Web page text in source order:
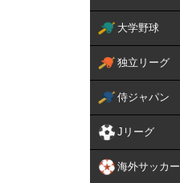
大学野球
独立リーグ
侍ジャパン
Jリーグ
海外サッカー